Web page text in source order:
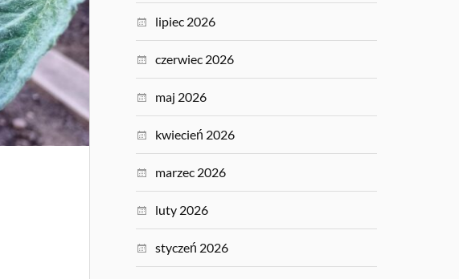
lipiec 2026
czerwiec 2026
maj 2026
kwiecień 2026
marzec 2026
luty 2026
styczeń 2026